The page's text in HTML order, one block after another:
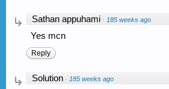
Sathan appuhami · 185 weeks ago
Yes mcn
Reply
Solution · 185 weeks ago